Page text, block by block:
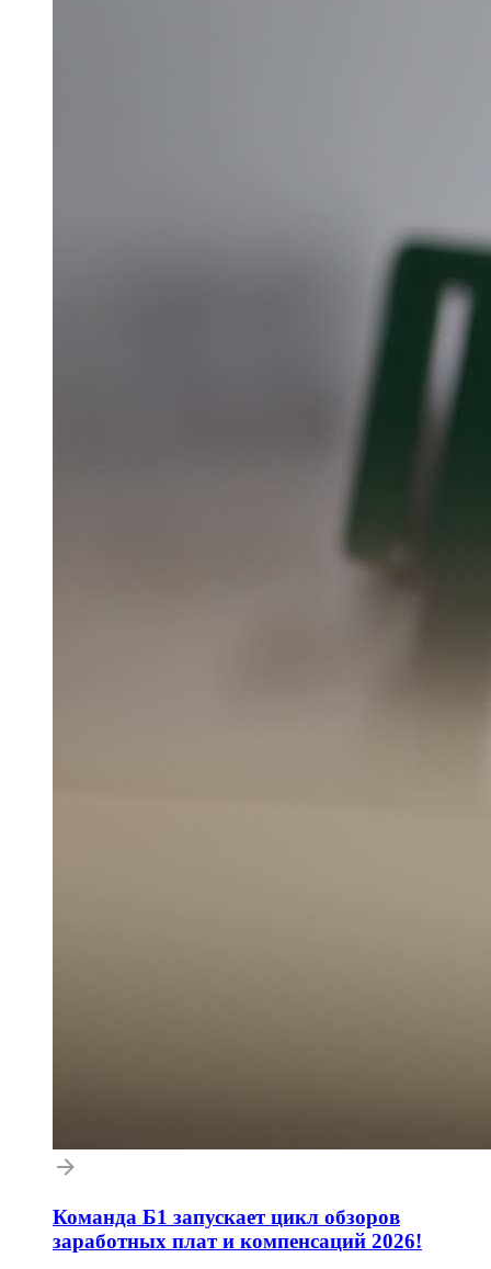
Команда Б1 запускает цикл обзоров
заработных плат и компенсаций 2026!